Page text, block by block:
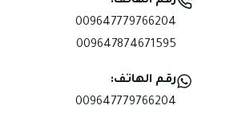
009647779766204
009647874671595
رقم الهاتف:
009647779766204